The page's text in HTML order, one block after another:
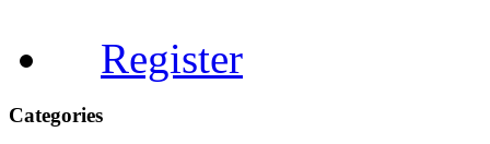
Register
Categories